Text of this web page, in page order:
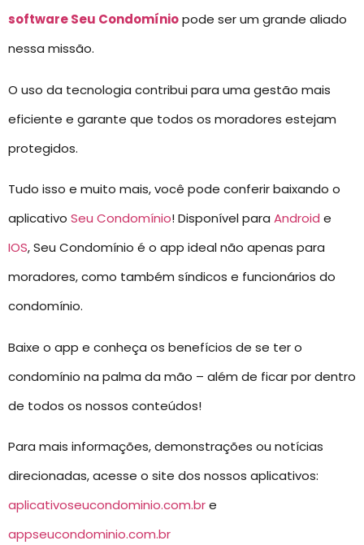
software Seu Condomíniopode ser um grande aliado
nessa missão.
O uso da tecnologia contribui para uma gestão mais
eficiente e garante que todos os moradores estejam
protegidos.
Tudo isso e muito mais, você pode conferir baixando o
aplicativo Seu Condomínio! Disponível para Android e
IOS, Seu Condomínio é o app ideal não apenas para
moradores, como também síndicos e funcionários do
condomínio.
Baixe o app e conheça os benefícios de se ter o
condomínio na palma da mão – além de ficar por dentro
de todos os nossos conteúdos!
Para mais informações, demonstrações ou notícias
direcionadas, acesse o site dos nossos aplicativos:
aplicativoseucondominio.com.bre
appseucondominio.com.br